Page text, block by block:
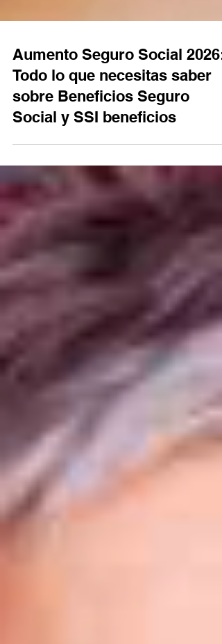
Aumento Seguro Social 2026:
Todo lo que necesitas saber
sobre Beneficios Seguro
Social y SSI beneficios